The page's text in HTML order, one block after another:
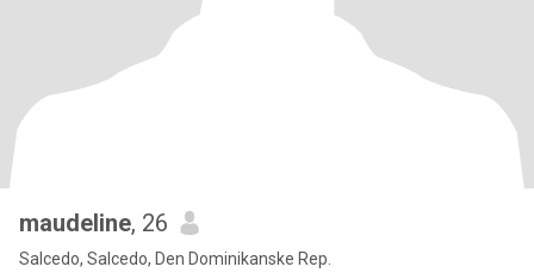
maudeline, 26
Salcedo, Salcedo, Den Dominikanske Rep.